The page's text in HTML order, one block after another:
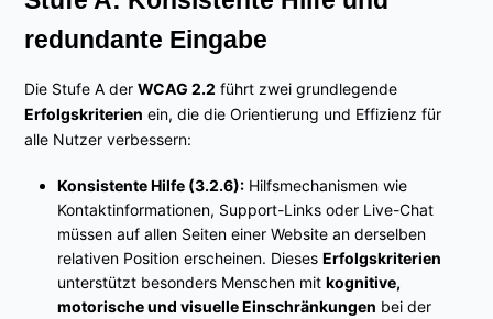
redundante Eingabe
Die Stufe A derWCAG 2.2 führt zwei grundlegende
Erfolgskriterien ein, die die Orientierung und Effizienz für
alle Nutzer verbessern:
Konsistente Hilfe (3.2.6): Hilfsmechanismen wie
Kontaktinformationen, Support-Links oder Live-Chat
müssen auf allen Seiten einer Website an derselben
relativen Position erscheinen. DiesesErfolgskriterien
unterstützt besonders Menschen mitkognitive,
motorische und visuelle Einschränkungen bei der